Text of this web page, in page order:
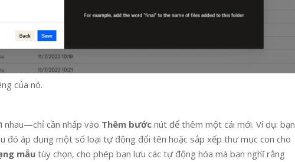
của nó.
nhau—chỉ cần nhấp vào Thêm bước nút để thêm một cái mới. Ví dụ: bạn
đó áp dụng một số loại tự động đổi tên hoặc sắp xếp thư mục con cho
mẫutùy chọn, cho phép bạn lưu các tự động hóa mà bạn nghĩ rằng